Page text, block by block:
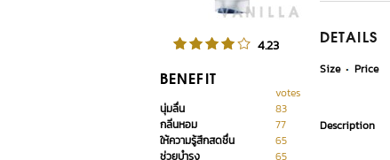
4.23
BENEFIT
votes
นุ่มลื่น
83
กลิ่นหอม
77
ให้ความรู้สึกสดชื่น
65
ช่วยบำรุง
65
DETAILS
Size Price
Description